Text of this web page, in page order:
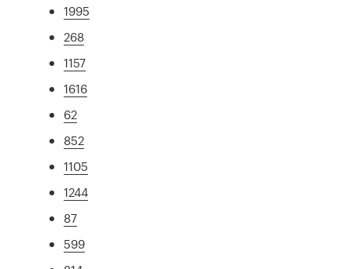
1995
268
1157
1616
62
852
1105
1244
87
599